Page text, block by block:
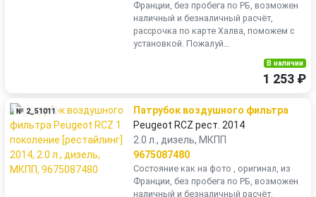
Франции, без пробега по РБ, возможен
наличный и безналичный расчёт,
рассрочка по карте Халва, поможем с
установкой. Пожалуй...
В наличии
1 253 ₽
№ 2_51011
Патрубок воздушного фильтра
Peugeot RCZ рест. 2014
2.0 л., дизель, МКПП
9675087480
Состояние как на фото , оригинал, из
Франции, без пробега по РБ, возможен
наличный и безналичный расчёт,